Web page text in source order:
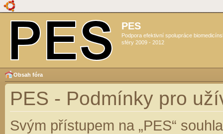
PES
Podpora efektivní spolupráce
sféry 2009 - 2012
Obsah fóra
PES - Podmínky pro
Svým přístupem na „PES“